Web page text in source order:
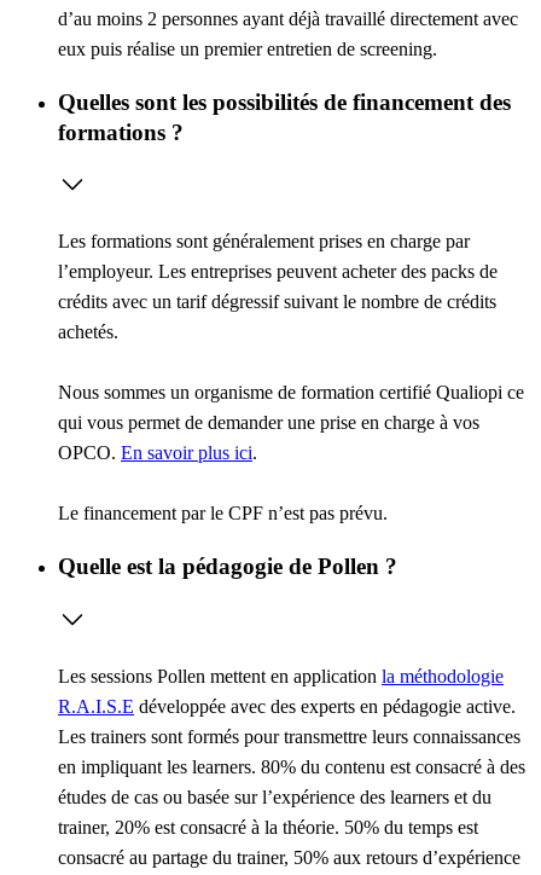
d’au moins 2 personnes ayant déjà travaillé directement avec
eux puis réalise un premier entretien de screening.
Quelles sont les possibilités de financement des
formations ?
Les formations sont généralement prises en charge par
l’employeur. Les entreprises peuvent acheter des packs de
crédits avec un tarif dégressif suivant le nombre de crédits
achetés.
Nous sommes un organisme de formation certifié Qualiopi ce
qui vous permet de demander une prise en charge à vos
OPCO. En savoir plus ici.
Le financement par le CPF n’est pas prévu.
Quelle est la pédagogie de Pollen ?
Les sessions Pollen mettent en application la méthodologie
R.A.I.S.E développée avec des experts en pédagogie active.
Les trainers sont formés pour transmettre leurs connaissances
en impliquant les learners. 80% du contenu est consacré à des
études de cas ou basée sur l’expérience des learners et du
trainer, 20% est consacré à la théorie. 50% du temps est
consacré au partage du trainer, 50% aux retours d’expérience